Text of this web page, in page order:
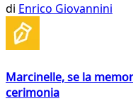
di Enrico Giovannini
Marcinelle, se la
cerimonia